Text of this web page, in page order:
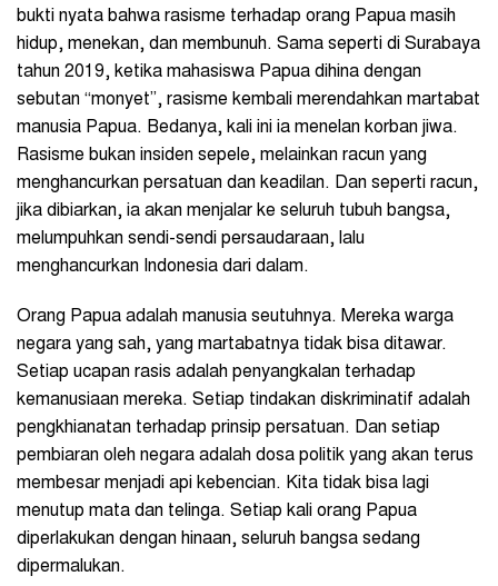
bukti nyata bahwa rasisme terhadap orang Papua masih
hidup, menekan, dan membunuh. Sama seperti di Surabaya
tahun 2019, ketika mahasiswa Papua dihina dengan
sebutan “monyet”, rasisme kembali merendahkan martabat
manusia Papua. Bedanya, kali ini ia menelan korban jiwa.
Rasisme bukan insiden sepele, melainkan racun yang
menghancurkan persatuan dan keadilan. Dan seperti racun,
jika dibiarkan, ia akan menjalar ke seluruh tubuh bangsa,
melumpuhkan sendi-sendi persaudaraan, lalu
menghancurkan Indonesia dari dalam.
Orang Papua adalah manusia seutuhnya. Mereka warga
negara yang sah, yang martabatnya tidak bisa ditawar.
Setiap ucapan rasis adalah penyangkalan terhadap
kemanusiaan mereka. Setiap tindakan diskriminatif adalah
pengkhianatan terhadap prinsip persatuan. Dan setiap
pembiaran oleh negara adalah dosa politik yang akan terus
membesar menjadi api kebencian. Kita tidak bisa lagi
menutup mata dan telinga. Setiap kali orang Papua
diperlakukan dengan hinaan, seluruh bangsa sedang
dipermalukan.